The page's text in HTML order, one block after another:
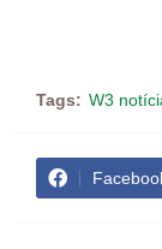
Tags: W3